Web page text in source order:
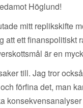
Höglund!
mitt replikskifte
att ett finanspolitiskt
är en
till. Jag tror
förfina det, man